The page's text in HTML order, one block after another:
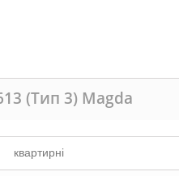
(Тип 3) Magda
квартирні